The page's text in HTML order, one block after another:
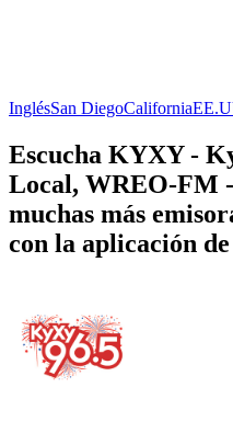
InglésSan DiegoCalifornia
Escucha KYXY -
Local, WREO-FM
muchas más
con la aplicación